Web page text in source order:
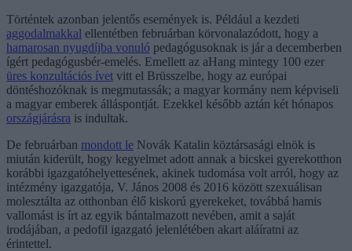
Történtek azonban jelentős események is. Például a kezdeti
aggodalmakkal ellentétben februárban körvonalazódott, hogy a
hamarosan nyugdíjba vonuló pedagógusoknak is jár a decemberben
ígért pedagógusbér-emelés. Emellett az aHang mintegy 100 ezer
üres konzultációs ívet vitt el Brüsszelbe, hogy az európai
döntéshozóknak is megmutassák; a magyar kormány nem képviseli
a magyar emberek álláspontját. Ezekkel később aztán két hónapos
országjárásra is indultak.
De februárban mondott le Novák Katalin köztársasági elnök is
miután kiderült, hogy kegyelmet adott annak a bicskei gyerekotthon
korábbi igazgatóhelyettesének, akinek tudomása volt arról, hogy az
intézmény igazgatója, V. János 2008 és 2016 között szexuálisan
molesztálta az otthonban élő kiskorú gyerekeket, továbbá hamis
vallomást is írt az egyik bántalmazott nevében, amit a saját
irodájában, a pedofil igazgató jelenlétében akart aláíratni az
érintettel.